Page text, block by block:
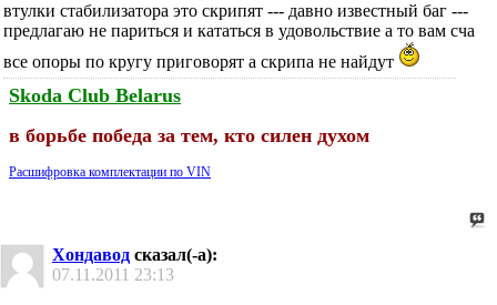
втулки стабилизатора это скрипят --- давно известный баг ---
предлагаю не париться и кататься в удовольствие а то вам сча
все опоры по кругу приговорят а скрипа не найдут
Skoda Club Belarus
в борьбе победа за тем, кто силен духом
Расшифровка комплектации по VIN
Хондавод сказал(-а):
07.11.2011 23:13